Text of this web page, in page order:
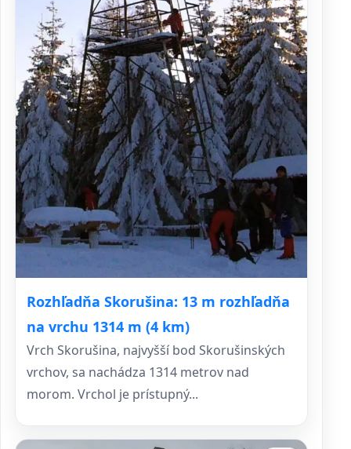
Rozhľadňa Skorušina: 13 m rozhľadňa
na vrchu 1314 m (4 km)
Vrch Skorušina, najvyšší bod Skorušinských
vrchov, sa nachádza 1314 metrov nad
morom. Vrchol je prístupný...